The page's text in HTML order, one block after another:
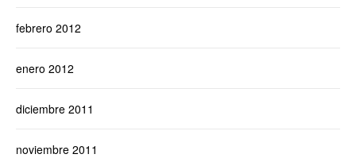
febrero 2012
enero 2012
diciembre 2011
noviembre 2011